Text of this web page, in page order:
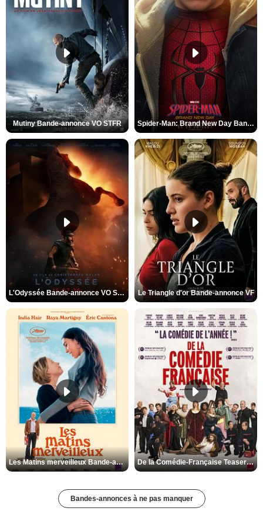
Mutiny Bande-annonce VO STFR Spider-Man: Brand New Day Bande-annonce VO STFR
L'Odyssée Bande-annonce VO STFR Le Triangle d'or Bande-annonce VF
Les Matins merveilleux Bande-annonce VF De la Comédie-Française Teaser VF
Bandes-annonces à ne pas manquer